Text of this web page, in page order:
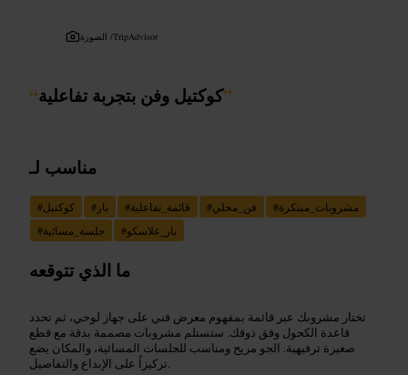
الصورة /TripAdvisor
“كوكتيل وفن بتجربة تفاعلية”
مناسب لـ
#كوكتيل # بار #قائمة_تفاعلية #فن_محلي #مشروبات_مبتكرة
#جلسة_مسائية #بار_غلاسكو
ما الذي تتوقعه
تختار مشروبك عبر قائمة بمفهوم معرض فني على جهاز لوحي، ثم تحدد
قاعدة الكحول وفق ذوقك. ستستلم مشروبات مصممة بدقة مع قطع
صغيرة ترفيهية. الجو مريح ومناسب للجلسات المسائية، والمكان يضع
تركيزاً على الإبداع والتفاصيل.